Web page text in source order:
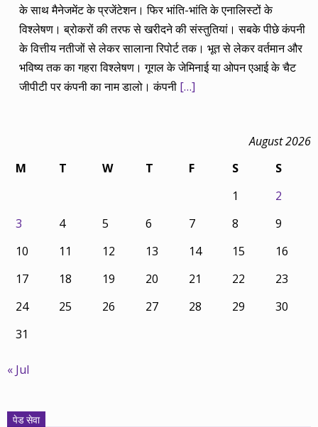
के साथ मैनेजमेंट के प्रजेंटेशन। फिर भांति-भांति के एनालिस्टों के
विश्लेषण। ब्रोकरों की तरफ से खरीदने की संस्तुतियां। सबके पीछे कंपनी
के वित्तीय नतीजों से लेकर सालाना रिपोर्ट तक। भूत से लेकर वर्तमान और
भविष्य तक का गहरा विश्लेषण। गूगल के जेमिनाई या ओपन एआई के चैट
जीपीटी पर कंपनी का नाम डालो। कंपनी […]
August 2026
M
T W T F S
S
1
2
3
4 5 6 7 8
9
10
11 12 13 14 15
16
17
18 19 20 21 22
23
24
25 26 27 28 29
30
31
« Jul
पेड सेवा